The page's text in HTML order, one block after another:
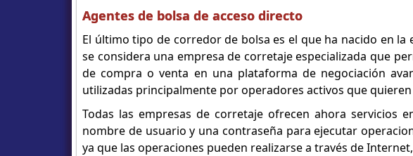
Agentes de bolsa de acceso directo
El último tipo de corredor de bolsa es el que ha nacido en
se considera una empresa de corretaje especializada que
de compra o venta en una plataforma de negociación
utilizadas principalmente por operadores activos que
Todas las empresas de corretaje ofrecen ahora servicios
nombre de usuario y una contraseña para ejecutar
ya que las operaciones pueden realizarse a través de